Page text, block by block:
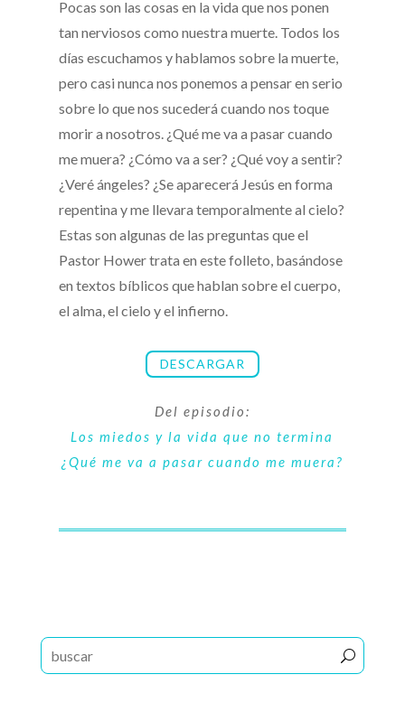
Pocas son las cosas en la vida que nos ponen
tan nerviosos como nuestra muerte. Todos los
días escuchamos y hablamos sobre la muerte,
pero casi nunca nos ponemos a pensar en serio
sobre lo que nos sucederá cuando nos toque
morir a nosotros. ¿Qué me va a pasar cuando
me muera? ¿Cómo va a ser? ¿Qué voy a sentir?
¿Veré ángeles? ¿Se aparecerá Jesús en forma
repentina y me llevara temporalmente al cielo?
Estas son algunas de las preguntas que el
Pastor Hower trata en este folleto, basándose
en textos bíblicos que hablan sobre el cuerpo,
el alma, el cielo y el infierno.
DESCARGAR
Del episodio:
Los miedos y la vida que no termina
¿Qué me va a pasar cuando me muera?